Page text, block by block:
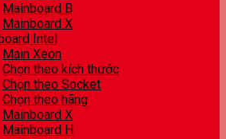
Mainboard B
Mainboard X
Intel
Main Xeon
Chọn theo kích thước
Chọn theo Socket
Chọn theo hãng
Mainboard X
Mainboard H